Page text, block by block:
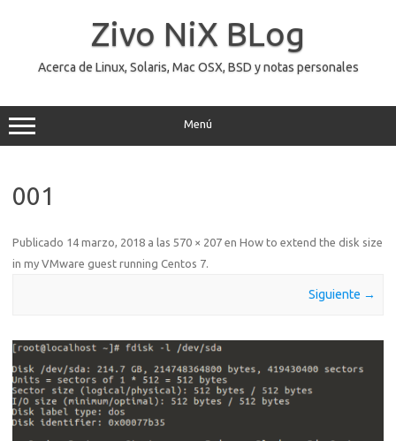
Zivo NiX BLog
Acerca de Linux, Solaris, Mac OSX, BSD y notas personales
Menú
001
Publicado 14 marzo, 2018 a las 570 × 207 en How to extend the disk size
in my VMware guest running Centos 7.
Siguiente →